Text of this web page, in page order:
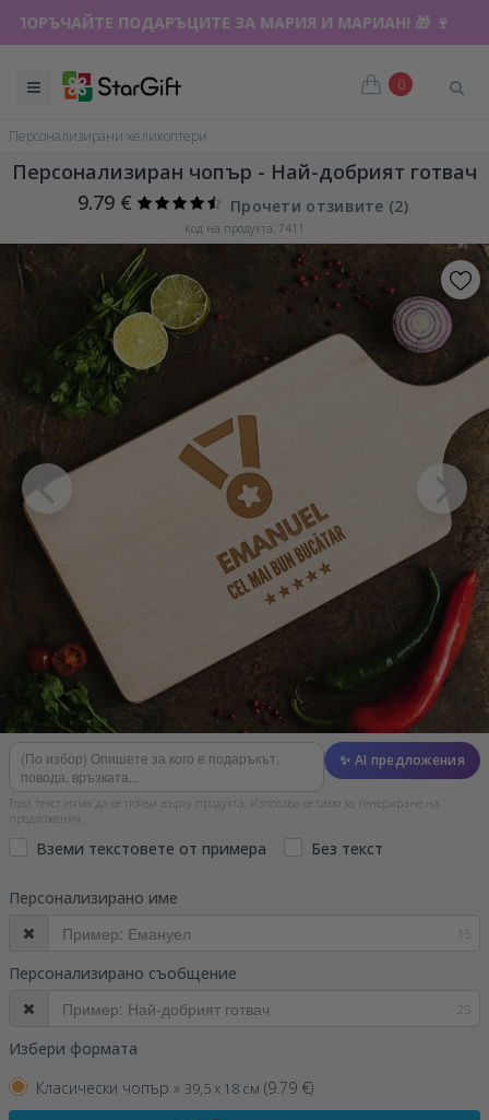
ПОРЪЧАЙТЕ ПОДАРЪЦИТЕ ЗА МАРИЯ И МАРИАН! 🎁 🍷
0
Персонализирани хеликоптери
Персонализиран чопър - Най-добрият готвач
9.79 €
Прочети отзивите (2)
Код на продукта: 7411
✨ AI предложения
Този текст няма да се появи върху продукта. Използва се само за генериране на
предложения.
Вземи текстовете от примера Без текст
Персонализирано име
15
Персонализирано съобщение
25
Избери формата
Класически чопър » 39,5 x 18 см (9.79 €)